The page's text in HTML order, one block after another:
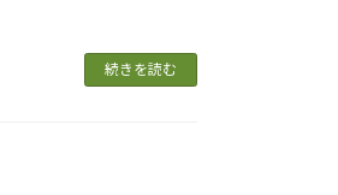
続きを読む